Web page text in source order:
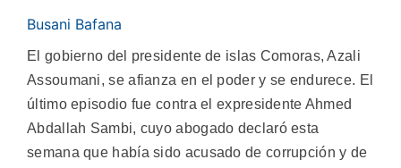
Busani Bafana
El gobierno del presidente de islas Comoras, Azali
Assoumani, se afianza en el poder y se endurece. El
último episodio fue contra el expresidente Ahmed
Abdallah Sambi, cuyo abogado declaró esta
semana que había sido acusado de corrupción y de